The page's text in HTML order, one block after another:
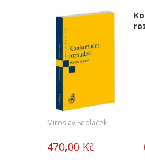
Miroslav Sedláček,
470,00 Kč